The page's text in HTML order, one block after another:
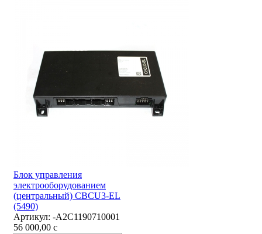
Блок управления
электрооборудованием
(центральный) CBCU3-EL
(5490)
Артикул: -А2С1190710001
56 000,00 c